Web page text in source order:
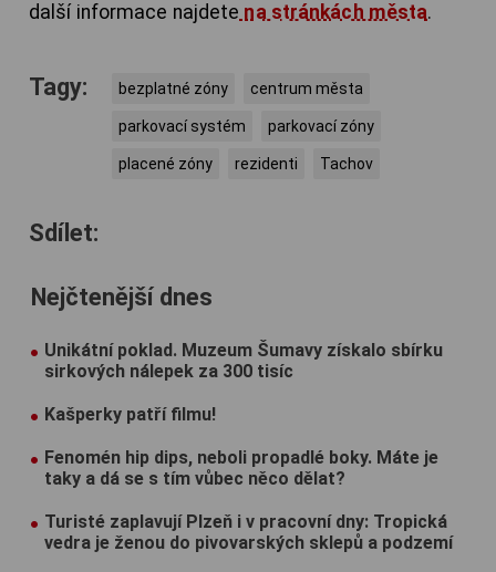
další informace najdete na stránkách města.
Tagy: bezplatné zóny centrum města
parkovací systém parkovací zóny
placené zóny rezidenti Tachov
Sdílet:
Nejčtenější dnes
Unikátní poklad. Muzeum Šumavy získalo sbírku
sirkových nálepek za 300 tisíc
Kašperky patří filmu!
Fenomén hip dips, neboli propadlé boky. Máte je
taky a dá se s tím vůbec něco dělat?
Turisté zaplavují Plzeň i v pracovní dny: Tropická
vedra je ženou do pivovarských sklepů a podzemí